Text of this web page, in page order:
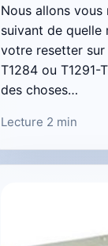
Nous allons
suivant de quelle
votre resetter sur
T1284 ou T1291-
des choses…
Lecture 2 min